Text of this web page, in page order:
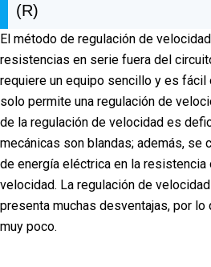
(R)
El método de regulación de
resistencias en serie fuera del
requiere un equipo sencillo y es fácil
solo permite una regulación de
de la regulación de velocidad es
mecánicas son blandas; además, se
de energía eléctrica en la resistencia
velocidad. La regulación de
presenta muchas desventajas, por
muy poco.